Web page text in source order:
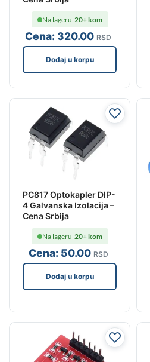
Cena:320.00 RSD
Na lageru 20+ kom
Dodaj u korpu
PC817 Optokapler DIP-
4 Galvanska Izolacija –
Cena Srbija
Cena: 50.00 RSD
Na lageru 20+ kom
Dodaj u korpu